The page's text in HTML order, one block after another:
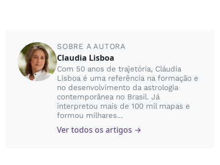
SOBRE A AUTORA
Claudia Lisboa
Com 50 anos de trajetória, Cláudia
Lisboa é uma referência na formação e
no desenvolvimento da astrologia
contemporânea no Brasil. Já
interpretou mais de 100 mil mapas e
formou milhares...
Ver todos os artigos →